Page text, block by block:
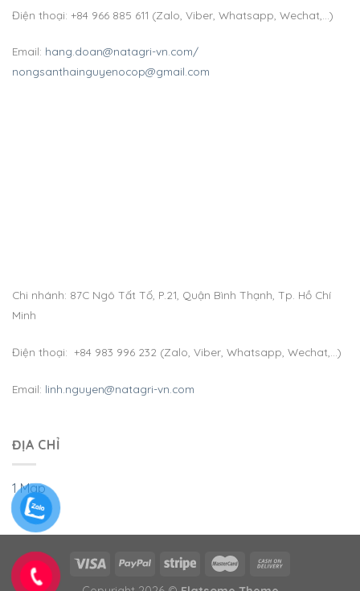
Điện thoại: +84 966 885 611 (Zalo, Viber, Whatsapp, Wechat,…)
Email: hang.doan@natagri-vn.com/
nongsanthainguyenocop@gmail.com
Chi nhánh: 87C Ngô Tất Tố, P.21, Quận Bình Thạnh, Tp. Hồ Chí
Minh
Điện thoại: +84 983 996 232 (Zalo, Viber, Whatsapp, Wechat,…)
Email: linh.nguyen@natagri-vn.com
ĐỊA CHỈ
1 Map